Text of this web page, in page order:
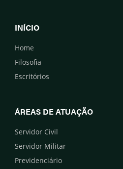
INÍCIO
Home
Filosofia
Escritórios
ÁREAS DE ATUAÇÃO
Servidor Civil
Servidor Militar
Previdenciário